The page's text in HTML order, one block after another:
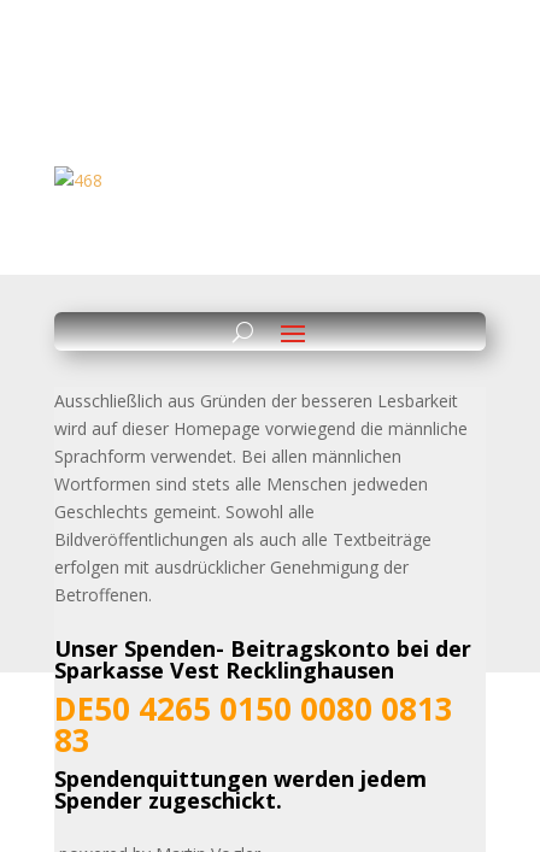
Ausschließlich aus Gründen der besseren Lesbarkeit
wird auf dieser Homepage vorwiegend die männliche
Sprachform verwendet. Bei allen männlichen
Wortformen sind stets alle Menschen jedweden
Geschlechts gemeint. Sowohl alle
Bildveröffentlichungen als auch alle Textbeiträge
erfolgen mit ausdrücklicher Genehmigung der
Betroffenen.
Unser Spenden- Beitragskonto bei der
Sparkasse Vest Recklinghausen
DE50 4265 0150 0080 0813
83
Spendenquittungen werden jedem
Spender zugeschickt.